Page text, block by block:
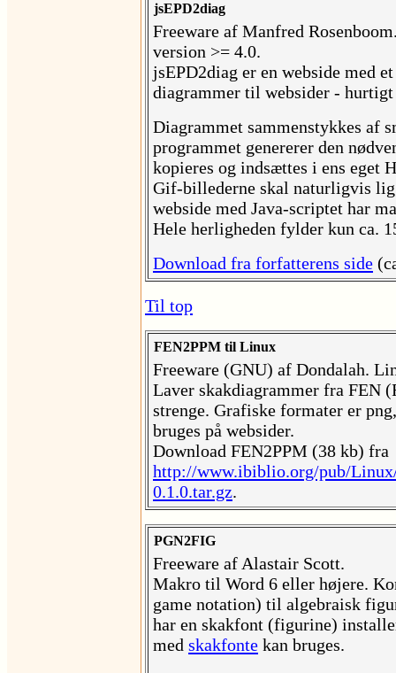
jsEPD2diag
Freeware af Manfred
version >= 4.0.
jsEPD2diag er en webside med
diagrammer til websider - hurtigt
Diagrammet sammenstykkes af
programmet genererer den
kopieres og indsættes i ens eget
Gif-billederne skal naturligvis
webside med Java-scriptet har
Hele herligheden fylder kun ca.
Download fra forfatterens side
Til top
FEN2PPM til Linux
Freeware (GNU) af Dondalah.
Laver skakdiagrammer fra FEN
strenge. Grafiske formater er
bruges på websider.
Download FEN2PPM (38 kb) fra
http://www.ibiblio.org/pub/
0.1.0.tar.gz.
PGN2FIG
Freeware af Alastair Scott.
Makro til Word 6 eller højere.
game notation) til algebraisk
har en skakfont (figurine)
med skakfonte kan bruges.